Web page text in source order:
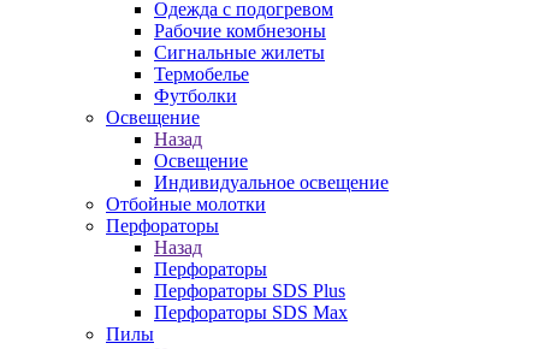
Одежда с подогревом
Рабочие комбнезоны
Сигнальные жилеты
Термобелье
Футболки
Освещение
Назад
Освещение
Индивидуальное освещение
Отбойные молотки
Перфораторы
Назад
Перфораторы
Перфораторы SDS Plus
Перфораторы SDS Max
Пилы